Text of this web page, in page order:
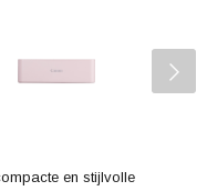
en stijlvolle